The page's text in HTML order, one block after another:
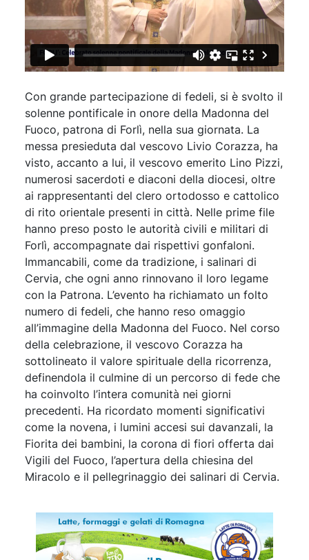
Con grande partecipazione di fedeli, si è svolto il
solenne pontificale in onore della Madonna del
Fuoco, patrona di Forlì, nella sua giornata. La
messa presieduta dal vescovo Livio Corazza, ha
visto, accanto a lui, il vescovo emerito Lino Pizzi,
numerosi sacerdoti e diaconi della diocesi, oltre
ai rappresentanti del clero ortodosso e cattolico
di rito orientale presenti in città. Nelle prime file
hanno preso posto le autorità civili e militari di
Forlì, accompagnate dai rispettivi gonfaloni.
Immancabili, come da tradizione, i salinari di
Cervia, che ogni anno rinnovano il loro legame
con la Patrona. L’evento ha richiamato un folto
numero di fedeli, che hanno reso omaggio
all’immagine della Madonna del Fuoco. Nel corso
della celebrazione, il vescovo Corazza ha
sottolineato il valore spirituale della ricorrenza,
definendola il culmine di un percorso di fede che
ha coinvolto l’intera comunità nei giorni
precedenti. Ha ricordato momenti significativi
come la novena, i lumini accesi sui davanzali, la
Fiorita dei bambini, la corona di fiori offerta dai
Vigili del Fuoco, l’apertura della chiesina del
Miracolo e il pellegrinaggio dei salinari di Cervia.